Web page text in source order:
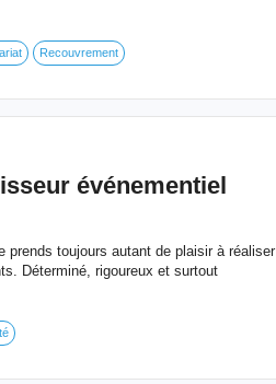
Recouvrement
événementiel
prends toujours autant de plaisir à réaliser
Déterminé, rigoureux et surtout